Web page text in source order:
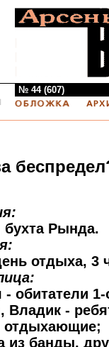
№ 44 (607)
бухта Рында.
отдыха, 3
обитатели 1-
Владик -
отдыхающие;
из банды,